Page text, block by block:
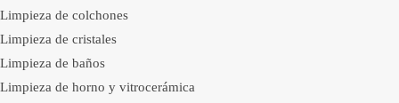
Limpieza de colchones
Limpieza de cristales
Limpieza de baños
Limpieza de horno y vitrocerámica